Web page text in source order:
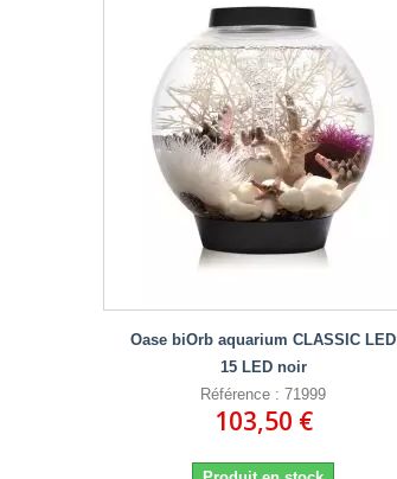
Oase biOrb aquarium CLASSIC LED
15 LED noir
Référence : 71999
103,50 €